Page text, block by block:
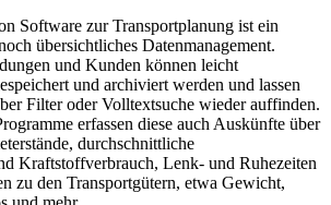
Software zur Transportplanung ist ein
übersichtliches Datenmanagement.
und Kunden können leicht
und archiviert werden und lassen
Filter oder Volltextsuche wieder auffinden.
erfassen diese auch Auskünfte über
durchschnittliche
Kraftstoffverbrauch, Lenk- und Ruhezeiten
zu den Transportgütern, etwa Gewicht,